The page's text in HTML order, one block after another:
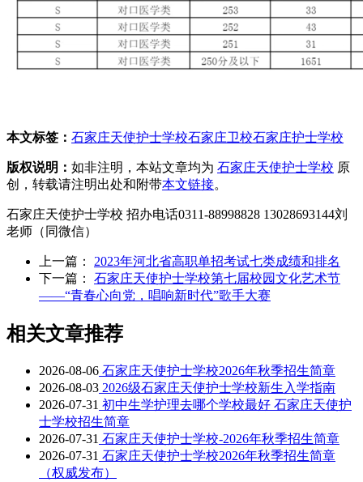
本文标签： 石家庄天使护士学校石家庄卫校石家庄护士学校
版权说明： 如非注明，本站文章均为 石家庄天使护士学校 原
创，转载请注明出处和附带本文链接。
石家庄天使护士学校 招办电话0311-88998828 13028693144刘
老师（同微信）
上一篇： 2023年河北省高职单招考试七类成绩和排名
下一篇： 石家庄天使护士学校第七届校园文化艺术节
——“青春心向党，唱响新时代”歌手大赛
相关文章推荐
2026-08-06 石家庄天使护士学校2026年秋季招生简章
2026-08-03 2026级石家庄天使护士学校新生入学指南
2026-07-31 初中生学护理去哪个学校最好 石家庄天使护
士学校招生简章
2026-07-31 石家庄天使护士学校-2026年秋季招生简章
2026-07-31 石家庄天使护士学校2026年秋季招生简章
（权威发布）